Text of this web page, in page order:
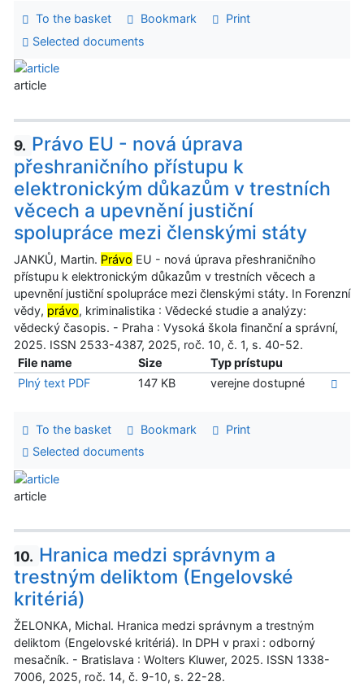
To the basket Bookmark
Print
Selected documents
article
9. Právo EU - nová úprava
přeshraničního přístupu k
elektronickým důkazům v trestních
věcech a upevnění justiční
spolupráce mezi členskými státy
JANKŮ, Martin. Právo EU - nová úprava přeshraničního
přístupu k elektronickým důkazům v trestních věcech a
upevnění justiční spolupráce mezi členskými státy. In Forenzní
vědy, právo, kriminalistika : Vědecké studie a analýzy:
vědecký časopis. - Praha : Vysoká škola finanční a správní,
2025. ISSN 2533-4387, 2025, roč. 10, č. 1, s. 40-52.
File name
Size
Typ prístupu
Plný text PDF
147 KB verejne dostupné
To the basket Bookmark
Print
Selected documents
article
10. Hranica medzi správnym a
trestným deliktom (Engelovské
kritériá)
ŽELONKA, Michal. Hranica medzi správnym a trestným
deliktom (Engelovské kritériá). In DPH v praxi : odborný
mesačník. - Bratislava : Wolters Kluwer, 2025. ISSN 1338-
7006, 2025, roč. 14, č. 9-10, s. 22-28.